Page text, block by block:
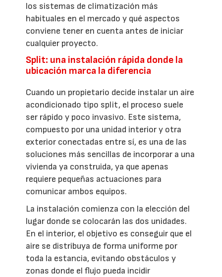
los sistemas de climatización más
habituales en el mercado y qué aspectos
conviene tener en cuenta antes de iniciar
cualquier proyecto.
Split: una instalación rápida donde la
ubicación marca la diferencia
Cuando un propietario decide instalar un aire
acondicionado tipo split, el proceso suele
ser rápido y poco invasivo. Este sistema,
compuesto por una unidad interior y otra
exterior conectadas entre sí, es una de las
soluciones más sencillas de incorporar a una
vivienda ya construida, ya que apenas
requiere pequeñas actuaciones para
comunicar ambos equipos.
La instalación comienza con la elección del
lugar donde se colocarán las dos unidades.
En el interior, el objetivo es conseguir que el
aire se distribuya de forma uniforme por
toda la estancia, evitando obstáculos y
zonas donde el flujo pueda incidir